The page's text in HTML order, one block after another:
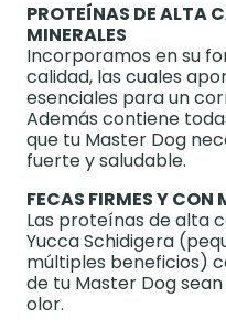
PROTEÍNAS DE ALTA
MINERALES
Incorporamos en su
calidad, las cuales
esenciales para un
Además contiene
que tu Master Dog
fuerte y saludable.
FECAS FIRMES Y CON
Las proteínas de alta
Yucca Schidigera
múltiples beneficios)
de tu Master Dog
olor.